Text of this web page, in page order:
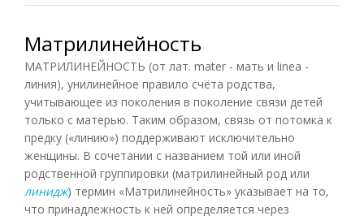
Матрилинейность
МАТРИЛИНЕЙНОСТЬ (от лат. mater - мать и linea -
линия), унилинейное правило счёта родства,
учитывающее из поколения в поколение связи детей
только с матерью. Таким образом, связь от потомка к
предку («линию») поддерживают исключительно
женщины. В сочетании с названием той или иной
родственной группировки (матрилинейный род или
линидж) термин «Матрилинейность» указывает на то,
что принадлежность к ней определяется через